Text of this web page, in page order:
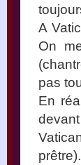
A
On
pas
En
prêtre).